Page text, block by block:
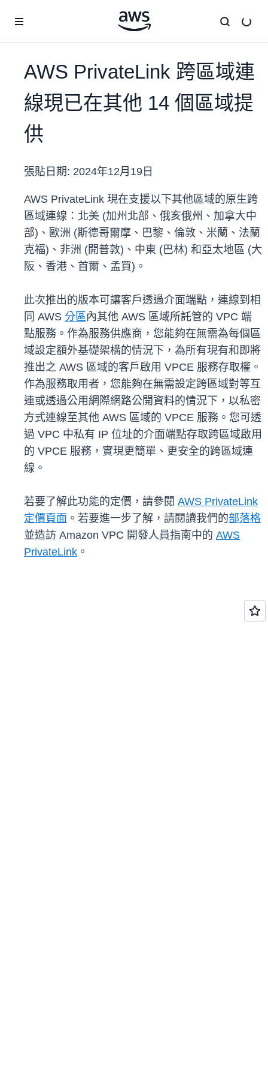
AWS PrivateLink 跨區域連
線現已在其他 14 個區域提
供
張貼日期: 2024年12月19日
AWS PrivateLink 現在支援以下其他區域的原生跨
區域連線：北美 (加州北部、俄亥俄州、加拿大中
部)、歐洲 (斯德哥爾摩、巴黎、倫敦、米蘭、法蘭
克福)、非洲 (開普敦)、中東 (巴林) 和亞太地區 (大
阪、香港、首爾、孟買)。
此次推出的版本可讓客戶透過介面端點，連線到相
同 AWS 分區內其他 AWS 區域所託管的 VPC 端
點服務。作為服務供應商，您能夠在無需為每個區
域設定額外基礎架構的情況下，為所有現有和即將
推出之 AWS 區域的客戶啟用 VPCE 服務存取權。
作為服務取用者，您能夠在無需設定跨區域對等互
連或透過公用網際網路公開資料的情況下，以私密
方式連線至其他 AWS 區域的 VPCE 服務。您可透
過 VPC 中私有 IP 位址的介面端點存取跨區域啟用
的 VPCE 服務，實現更簡單、更安全的跨區域連
線。
若要了解此功能的定價，請參閱 AWS PrivateLink
定價頁面 。若要進一步了解，請閱讀我們的部落格
並造訪 Amazon VPC 開發人員指南中的 AWS
PrivateLink 。